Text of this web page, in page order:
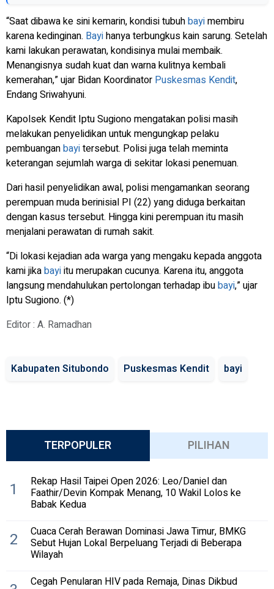
“Saat dibawa ke sini kemarin, kondisi tubuhbayimembiru
karena kedinginan. Bayihanya terbungkus kain sarung. Setelah
kami lakukan perawatan, kondisinya mulai membaik.
Menangisnya sudah kuat dan warna kulitnya kembali
kemerahan,” ujar Bidan Koordinator Puskesmas Kendit,
Endang Sriwahyuni.
Kapolsek Kendit Iptu Sugiono mengatakan polisi masih
melakukan penyelidikan untuk mengungkap pelaku
pembuanganbayitersebut. Polisi juga telah meminta
keterangan sejumlah warga di sekitar lokasi penemuan.
Dari hasil penyelidikan awal, polisi mengamankan seorang
perempuan muda berinisial PI (22) yang diduga berkaitan
dengan kasus tersebut. Hingga kini perempuan itu masih
menjalani perawatan di rumah sakit.
“Di lokasi kejadian ada warga yang mengaku kepada anggota
kami jikabayiitu merupakan cucunya. Karena itu, anggota
langsung mendahulukan pertolongan terhadap ibubayi,” ujar
Iptu Sugiono. (*)
Editor : A. Ramadhan
Kabupaten Situbondo Puskesmas Kendit bayi
TERPOPULER PILIHAN
1 Rekap Hasil Taipei Open 2026: Leo/Daniel dan
Faathir/Devin Kompak Menang, 10 Wakil Lolos ke
Babak Kedua
2 Cuaca Cerah Berawan Dominasi Jawa Timur, BMKG
Sebut Hujan Lokal Berpeluang Terjadi di Beberapa
Wilayah
Cegah Penularan HIV pada Remaja, Dinas Dikbud